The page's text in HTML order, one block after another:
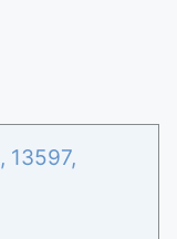
, 13597,